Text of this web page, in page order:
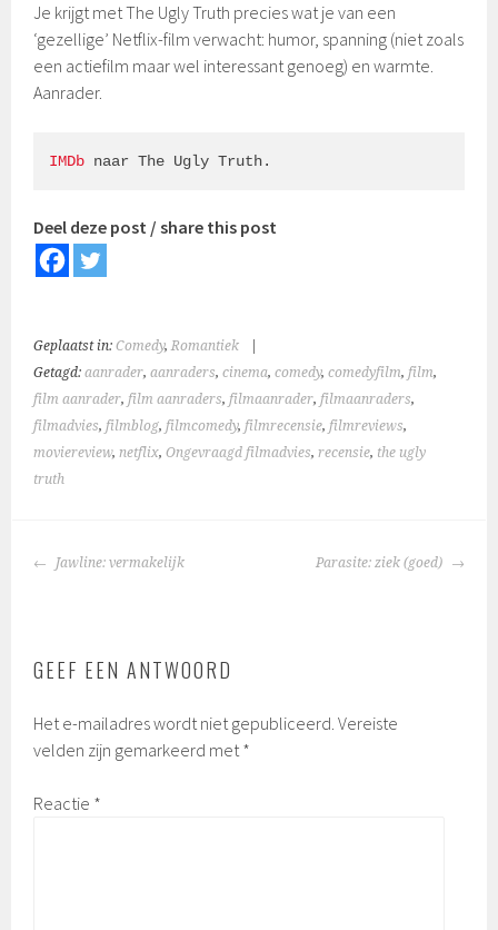
Je krijgt met The Ugly Truth precies wat je van een
‘gezellige’ Netflix-film verwacht: humor, spanning (niet zoals
een actiefilm maar wel interessant genoeg) en warmte.
Aanrader.
IMDb naar The Ugly Truth.
Deel deze post / share this post
Geplaatst in:Comedy,Romantiek
Getagd:aanrader,aanraders,cinema,comedy,comedyfilm,film,
film aanrader,film aanraders,filmaanrader,filmaanraders,
filmadvies,filmblog,filmcomedy,filmrecensie,filmreviews,
moviereview,netflix,Ongevraagd filmadvies,recensie, the ugly
truth
BERICHTNAVIGATIE
Jawline: vermakelijk Parasite: ziek (goed)
GEEF EEN ANTWOORD
Het e-mailadres wordt niet gepubliceerd. Vereiste
velden zijn gemarkeerd met*
Reactie *